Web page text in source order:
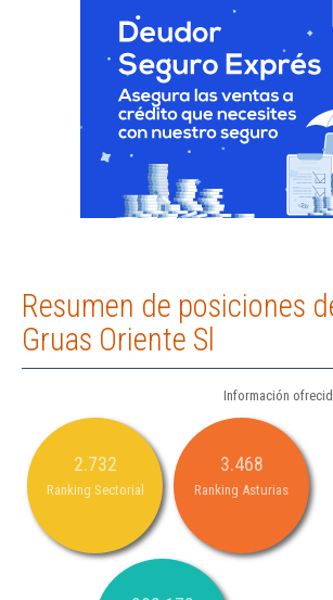
Resumen de posiciones
Gruas Oriente Sl
Información
2.732
Ranking Sectorial
3.468
Ranking Asturias